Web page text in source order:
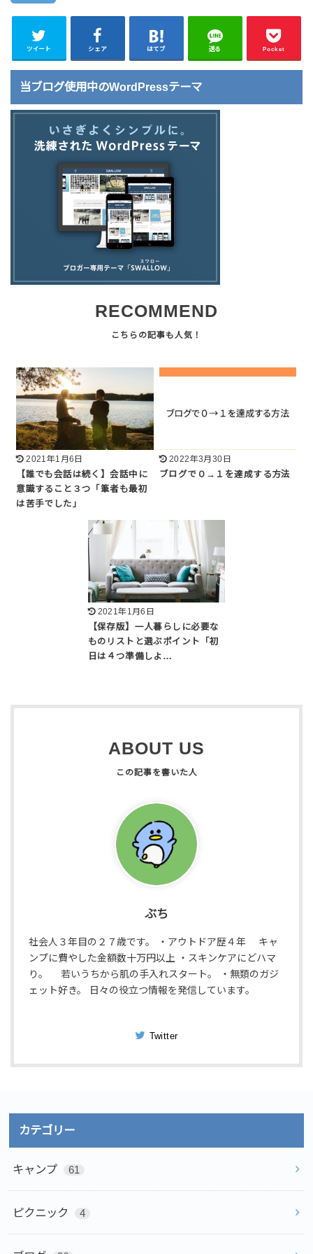
ツイート シェア はてブ 送る Pocket
当ブログ使用中のWordPressテーマ
RECOMMEND
2021年1月6日
【誰でも会話は続く】会話中に
意識すること３つ「筆者も最初
は苦手でした」
2022年3月30日
ブログで０→１を達成する方法
2021年1月6日
【保存版】一人暮らしに必要な
ものリストと選ぶポイント「初
日は４つ準備しよ…
ABOUT US
ぶち
社会人３年目の２７歳です。 ・アウトドア歴４年 キャ
ンプに費やした金額数十万円以上 ・スキンケアにどハマ
り。 若いうちから肌の手入れスタート。 ・無類のガジ
ェット好き。 日々の役立つ情報を発信しています。
Twitter
カテゴリー
キャンプ 61
ピクニック 4